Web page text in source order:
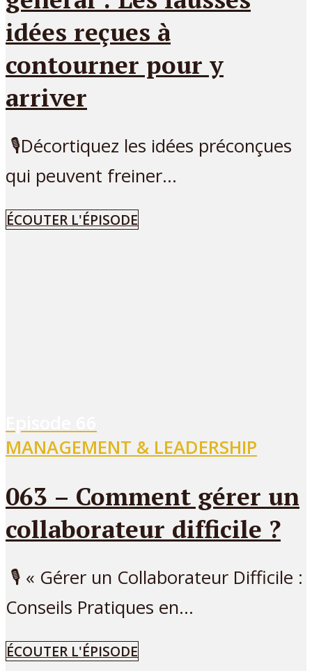
idées reçues à
contourner pour y
arriver
🎙Décortiquez les idées préconçues
qui peuvent freiner...
ÉCOUTER L'ÉPISODE
MANAGEMENT & LEADERSHIP
063 – Comment gérer un
collaborateur difficile ?
🎙 « Gérer un Collaborateur Difficile :
Conseils Pratiques en...
ÉCOUTER L'ÉPISODE